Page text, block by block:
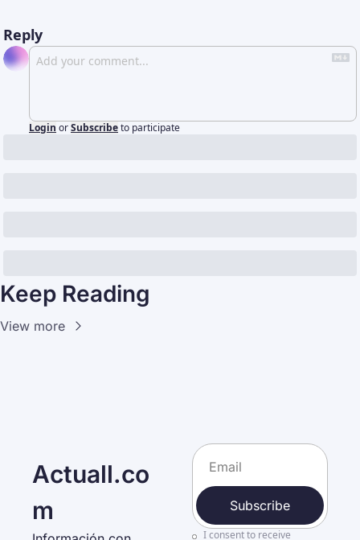
Reply
Login orSubscribeto participate
Keep Reading
View more
Actuall.co
m
Subscribe
I consent to receive